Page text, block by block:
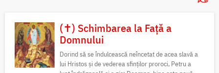
(✝) Schimbarea la Față a
Domnului
Dorind să se îndulcească neîncetat de acea slavă a
lui Hristos și de vederea sfinților proroci, Petru a